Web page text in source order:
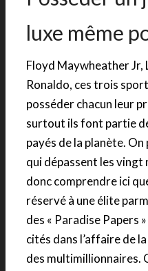
luxe même
Floyd Maywheather
Ronaldo, ces trois
posséder chacun leur
surtout ils font partie
payés de la planète.
qui dépassent les vingt
donc comprendre ici
réservé à une élite
des « Paradise Papers
cités dans l’affaire de
des multimillionnaires.